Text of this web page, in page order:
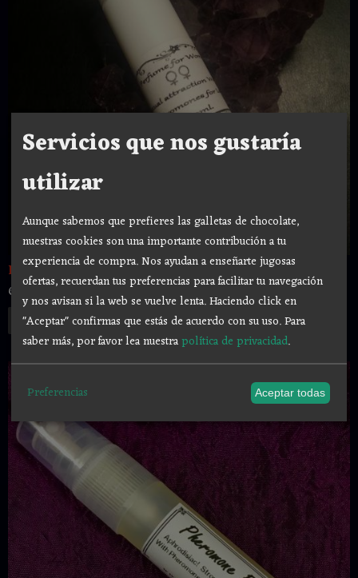
PERFUME PARA MUJER ATRACCION SEXUAL...
6,00 €
Añadir a Carrito
Servicios que nos gustaría
utilizar
Aunque sabemos que prefieres las galletas de chocolate,
nuestras cookies son una importante contribución a tu
experiencia de compra. Nos ayudan a enseñarte jugosas
ofertas, recuerdan tus preferencias para facilitar tu navegación
y nos avisan si la web se vuelve lenta. Haciendo click en
"Aceptar" confirmas que estás de acuerdo con su uso.Para
saber más, por favor lea nuestrapolítica de privacidad.
Preferencias Aceptar todas